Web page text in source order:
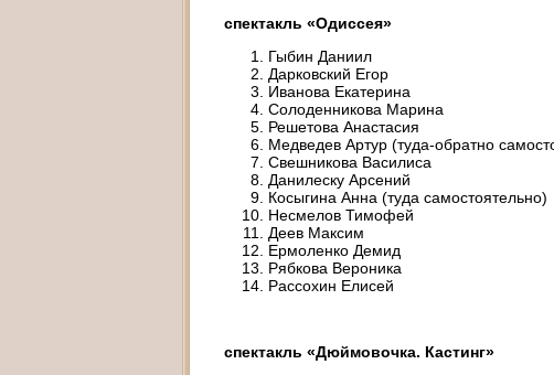
спектакль «Одиссея»
Гыбин Даниил
Дарковский Егор
Иванова Екатерина
Солоденникова Марина
Решетова Анастасия
Медведев Артур (туда-обратно
Свешникова Василиса
Данилеску Арсений
Косыгина Анна (туда самостоятельно)
Несмелов Тимофей
Деев Максим
Ермоленко Демид
Рябкова Вероника
Рассохин Елисей
спектакль «Дюймовочка. Кастинг»